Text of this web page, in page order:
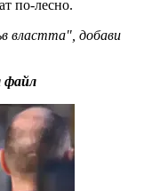
по-лесно.
властта", добави
файл